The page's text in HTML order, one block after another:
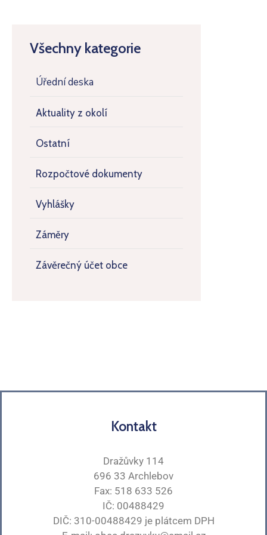
Všechny kategorie
Úřední deska
Aktuality z okolí
Ostatní
Rozpočtové dokumenty
Vyhlášky
Záměry
Závěrečný účet obce
Kontakt
Dražůvky 114
696 33 Archlebov
Fax: 518 633 526
IČ: 00488429
DIČ: 310-00488429 je plátcem DPH